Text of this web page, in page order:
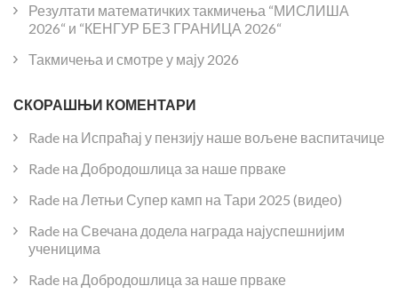
Резултати математичких такмичења “МИСЛИША
2026“ и “КЕНГУР БЕЗ ГРАНИЦА 2026“
Такмичења и смотре у мају 2026
СКОРАШЊИ КОМЕНТАРИ
Rade на Испраћај у пензију наше вољене васпитачице
Rade на Добродошлица за наше прваке
Rade на Летњи Супер камп на Тари 2025 (видео)
Rade на Свечана додела награда најуспешнијим
ученицима
Rade на Добродошлица за наше прваке